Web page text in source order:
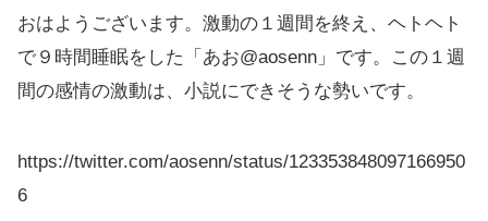
おはようございます。激動の１週間を終え、ヘトヘト
で９時間睡眠をした「あお@aosenn」です。この１週
間の感情の激動は、小説にできそうな勢いです。
https://twitter.com/aosenn/status/123353848097166950
6